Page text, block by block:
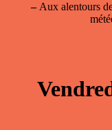
–Aux alentours